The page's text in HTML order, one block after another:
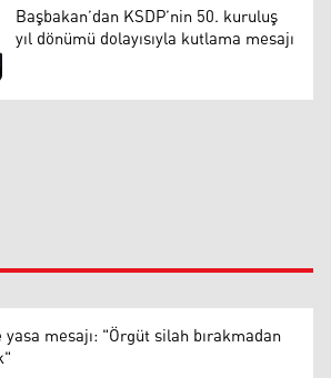
Başbakan’dan KSDP’nin 50. kuruluş
yıl dönümü dolayısıyla kutlama mesajı
yasa mesajı: "Örgüt silah bırakmadan